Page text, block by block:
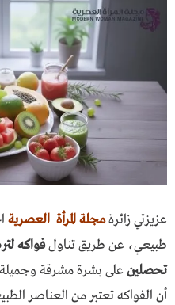
عزيزتي زائرةمجلة المرأة العصرية
طبيعي، عن طريق تناولفواكه
تحصلين على بشرة مشرقة
أن الفواكه تعتبر من العناصر